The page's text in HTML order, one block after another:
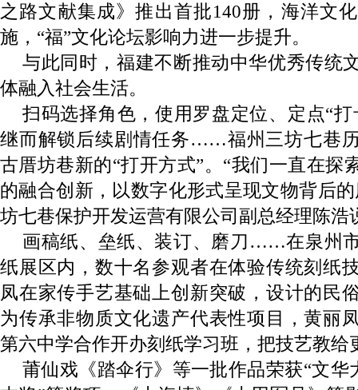
之路文献集成》推出首批140册，海洋文
施，“福”文化论坛影响力进一步提升。
与此同时，福建不断推动中华优秀传统
体融入社会生活。
扫码选择角色，使用罗盘定位、定点“
继而解锁后续剧情任务……福州三坊七巷
古厝坊巷新的“打开方式”。“我们一直在探
的融合创新，以数字化形式呈现文物背后
坊七巷保护开发运营有限公司副总经理陈浩
画稿纸、垒纸、装订、磨刀……在泉州
纸展区内，数十名参观者在体验传统刻纸
凤在家传手艺基础上创新突破，设计的民
为传承非物质文化遗产代表性项目，黄丽
第六中学合作开办刻纸学习班，把技艺教给
莆仙戏《踏伞行》等一批作品荣获“文华